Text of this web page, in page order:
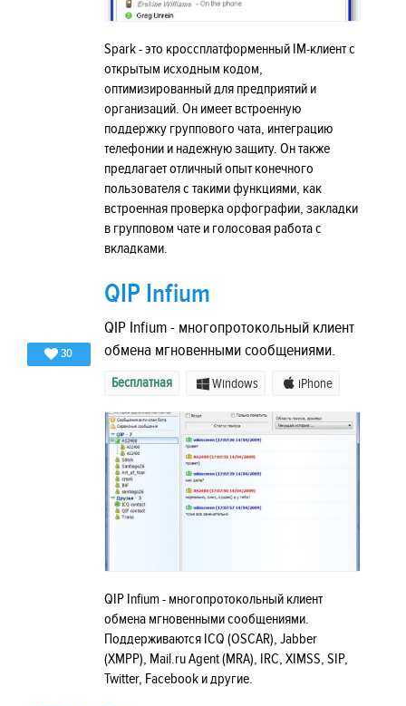
Spark - это кроссплатформенный IM-клиент с
открытым исходным кодом,
оптимизированный для предприятий и
организаций. Он имеет встроенную
поддержку группового чата, интеграцию
телефонии и надежную защиту. Он также
предлагает отличный опыт конечного
пользователя с такими функциями, как
встроенная проверка орфографии, закладки
в групповом чате и голосовая работа с
вкладками.
30
QIP Infium
QIP Infium - многопротокольный клиент
обмена мгновенными сообщениями.
Бесплатная Windows iPhone
QIP Infium - многопротокольный клиент
обмена мгновенными сообщениями.
Поддерживаются ICQ (OSCAR), Jabber
(XMPP), Mail.ru Agent (MRA), IRC, XIMSS, SIP,
Twitter, Facebook и другие.